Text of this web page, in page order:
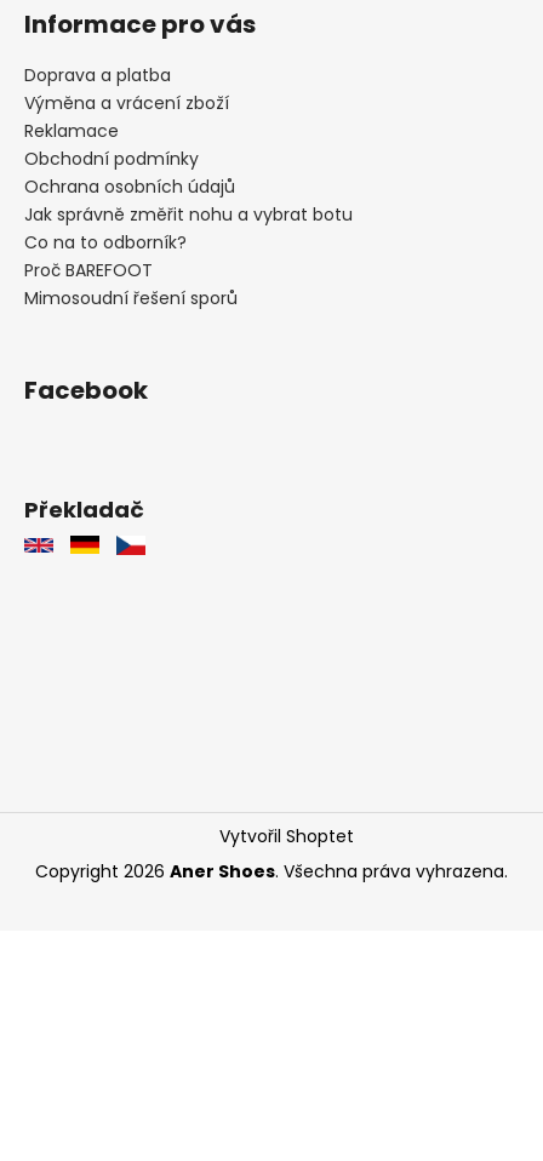
Informace pro vás
Doprava a platba
Výměna a vrácení zboží
Reklamace
Obchodní podmínky
Ochrana osobních údajů
Jak správně změřit nohu a vybrat botu
Co na to odborník?
Proč BAREFOOT
Mimosoudní řešení sporů
Facebook
Překladač
Vytvořil Shoptet
Copyright 2026 Aner Shoes. Všechna práva vyhrazena.